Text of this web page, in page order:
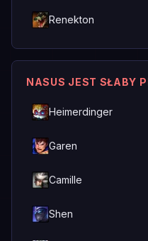
Renekton
NASUS JEST SŁABY
Heimerdinger
Garen
Camille
Shen